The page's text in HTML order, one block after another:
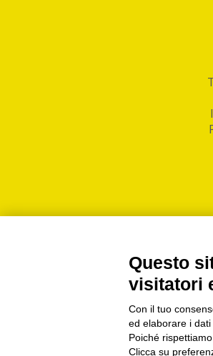
Questo
visitatori
Con il tuo
ed elaborare i
Poiché
Clicca su